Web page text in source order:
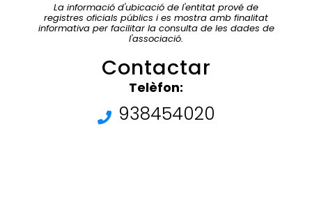
La informació d'ubicació de l'entitat prové de
registres oficials públics i es mostra amb finalitat
informativa per facilitar la consulta de les dades de
l'associació.
Contactar
Telèfon:
938454020